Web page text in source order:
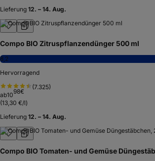
Lieferung 12. – 14. Aug.
Compo BIO Zitruspflanzendünger 500 ml
8,2
Hervorragend
(7.325)
ab1098€
(13,30 €/l)
Lieferung 12. – 14. Aug.
Compo BIO Tomaten- und Gemüse